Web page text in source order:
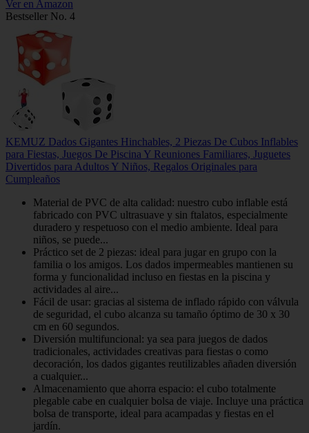
Ver en Amazon
Bestseller No. 4
KEMUZ Dados Gigantes Hinchables, 2 Piezas De Cubos Inflables
para Fiestas, Juegos De Piscina Y Reuniones Familiares, Juguetes
Divertidos para Adultos Y Niños, Regalos Originales para
Cumpleaños
Material de PVC de alta calidad: nuestro cubo inflable está
fabricado con PVC ultrasuave y sin ftalatos, especialmente
duradero y respetuoso con el medio ambiente. Ideal para
niños, se puede...
Práctico set de 2 piezas: ideal para jugar en grupo con la
familia o los amigos. Los dados impermeables mantienen su
forma y funcionalidad incluso en fiestas en la piscina y
actividades al aire...
Fácil de usar: gracias al sistema de inflado rápido con válvula
de seguridad, el cubo alcanza su tamaño óptimo de 30 x 30
cm en 60 segundos.
Diversión multifuncional: ya sea para juegos de dados
tradicionales, actividades creativas para fiestas o como
decoración, los dados gigantes reutilizables añaden diversión
a cualquier...
Almacenamiento que ahorra espacio: el cubo totalmente
plegable cabe en cualquier bolsa de viaje. Incluye una práctica
bolsa de transporte, ideal para acampadas y fiestas en el
jardín.